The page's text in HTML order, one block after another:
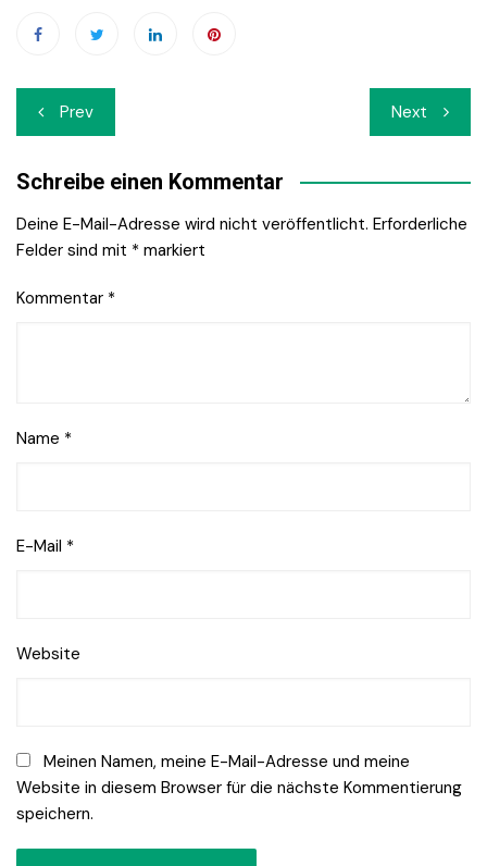
Beitrags-
Navigation
Prev Next
Schreibe einen Kommentar
Deine E-Mail-Adresse wird nicht veröffentlicht. Erforderliche
Felder sind mit * markiert
Kommentar *
Name *
E-Mail *
Website
Meinen Namen, meine E-Mail-Adresse und meine
Website in diesem Browser für die nächste Kommentierung
speichern.